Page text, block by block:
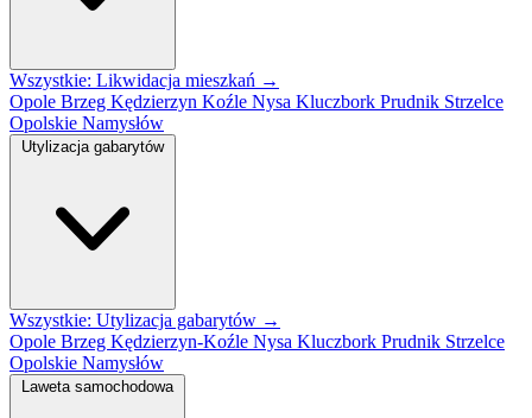
Wszystkie: Likwidacja mieszkań →
Opole Brzeg Kędzierzyn Koźle Nysa Kluczbork Prudnik Strzelce
Opolskie Namysłów
Utylizacja gabarytów
Wszystkie: Utylizacja gabarytów →
Opole Brzeg Kędzierzyn-Koźle Nysa Kluczbork Prudnik Strzelce
Opolskie Namysłów
Laweta samochodowa